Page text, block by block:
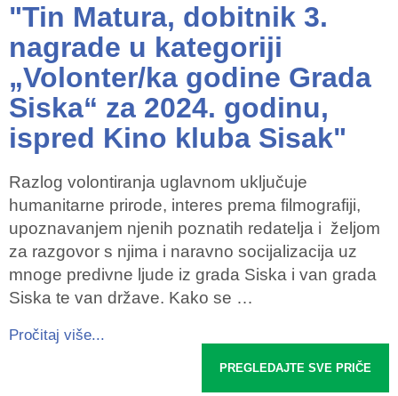
"Tin Matura, dobitnik 3.
nagrade u kategoriji
„Volonter/ka godine Grada
Siska“ za 2024. godinu,
ispred Kino kluba Sisak"
Razlog volontiranja uglavnom uključuje
humanitarne prirode, interes prema filmografiji,
upoznavanjem njenih poznatih redatelja i željom
za razgovor s njima i naravno socijalizacija uz
mnoge predivne ljude iz grada Siska i van grada
Siska te van države. Kako se …
Pročitaj više...
PREGLEDAJTE SVE PRIČE